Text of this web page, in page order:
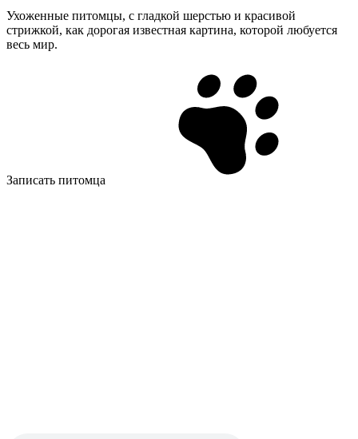
Ухоженные питомцы, с гладкой шерстью и красивой
стрижкой, как дорогая известная картина, которой любуется
весь мир.
Записать питомца